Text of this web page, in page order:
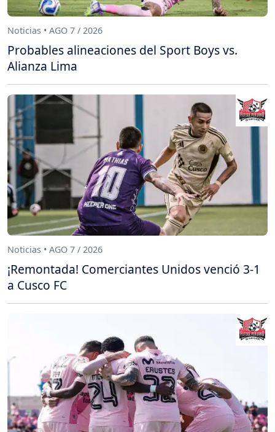
Noticias • AGO 7 / 2026
Probables alineaciones del Sport Boys vs.
Alianza Lima
Noticias • AGO 7 / 2026
¡Remontada! Comerciantes Unidos venció 3-1
a Cusco FC